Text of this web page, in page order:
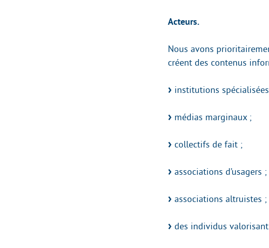
Acteurs.
Nous avons
créent des contenus
institutions
médias marginaux ;
collectifs de fait ;
associations d’usagers ;
associations altruistes ;
des individus